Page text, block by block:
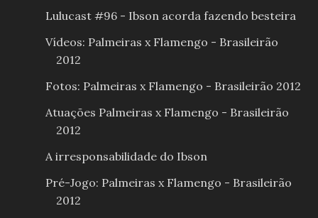
Lulucast #96 - Ibson acorda fazendo besteira
Vídeos: Palmeiras x Flamengo - Brasileirão
2012
Fotos: Palmeiras x Flamengo - Brasileirão 2012
Atuações Palmeiras x Flamengo - Brasileirão
2012
A irresponsabilidade do Ibson
Pré-Jogo: Palmeiras x Flamengo - Brasileirão
2012